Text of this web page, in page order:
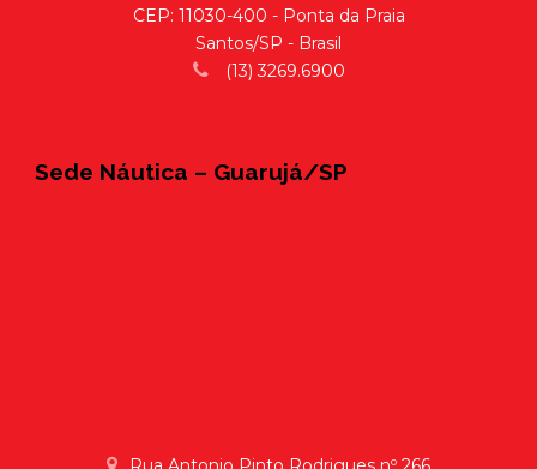
CEP: 11030-400 - Ponta da Praia
Santos/SP - Brasil
(13) 3269.6900
Sede Náutica – Guarujá/SP